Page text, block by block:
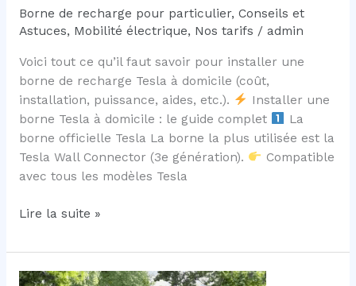
Borne de recharge pour particulier, Conseils et
Astuces, Mobilité électrique, Nos tarifs / admin
Voici tout ce qu’il faut savoir pour installer une
borne de recharge Tesla à domicile (coût,
installation, puissance, aides, etc.).
Installer une
borne Tesla à domicile : le guide complet
La
borne officielle Tesla La borne la plus utilisée est la
Tesla Wall Connector (3e génération).
Compatible
avec tous les modèles Tesla
Installer
borne
de
Lire la suite »